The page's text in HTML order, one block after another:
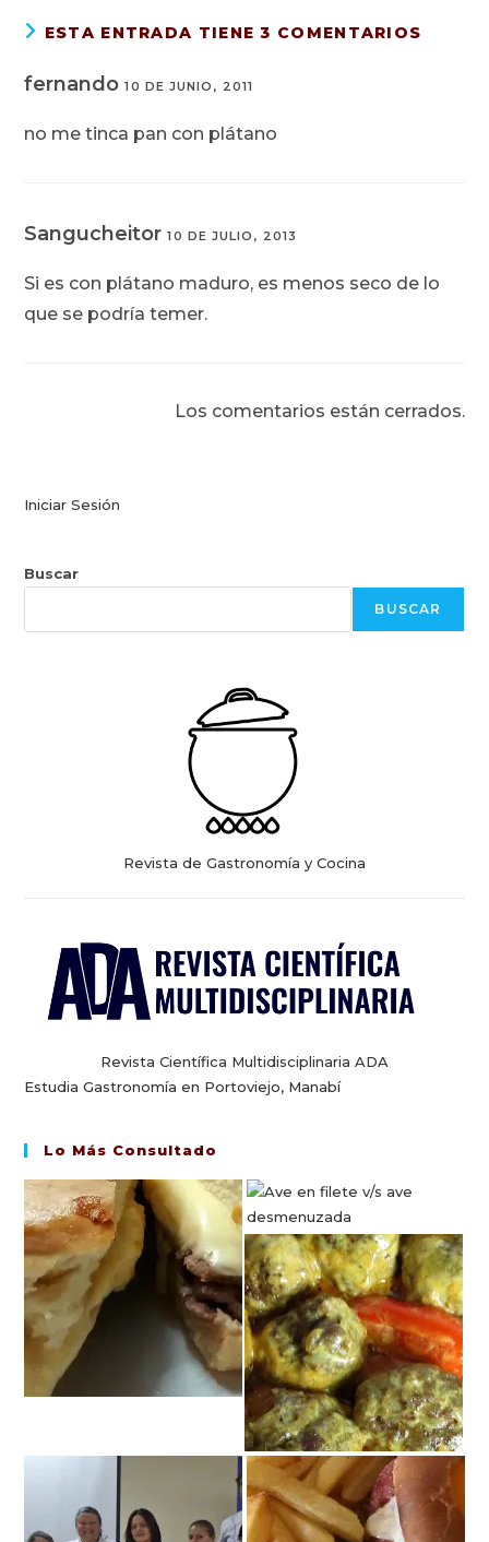
ESTA ENTRADA TIENE 3 COMENTARIOS
fernando10 DE JUNIO, 2011
no me tinca pan con plátano
Sangucheitor10 DE JULIO, 2013
Si es con plátano maduro, es menos seco de lo
que se podría temer.
Los comentarios están cerrados.
Iniciar Sesión
Buscar
BUSCAR
Revista de Gastronomía y Cocina
Revista Científica Multidisciplinaria ADA
Estudia Gastronomía en Portoviejo, Manabí
Lo Más Consultado